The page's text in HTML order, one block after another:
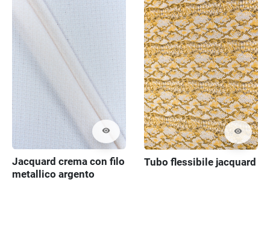
visibility
Jacquard crema con filo
metallico argento
visibility
Tubo flessibile jacquard